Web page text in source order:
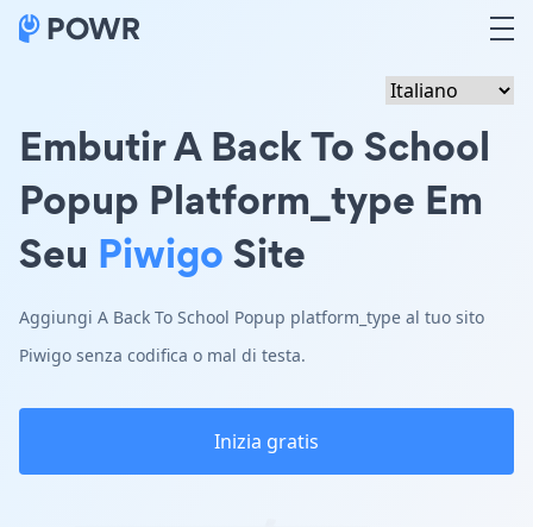
Embutir A Back To School
Popup Platform_type Em
Seu PiwigoSite
Aggiungi A Back To School Popup platform_type al tuo sito
Piwigo senza codifica o mal di testa.
Inizia gratis